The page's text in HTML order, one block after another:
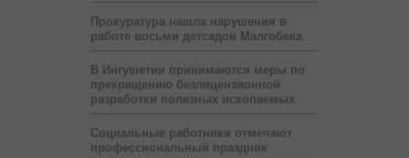
Прокуратура нашла нарушения в
работе восьми детсадов Малгобека
В Ингушетии принимаются меры по
прекращению безлицензионной
разработки полезных ископаемых
Социальные работники отмечают
профессиональный праздник